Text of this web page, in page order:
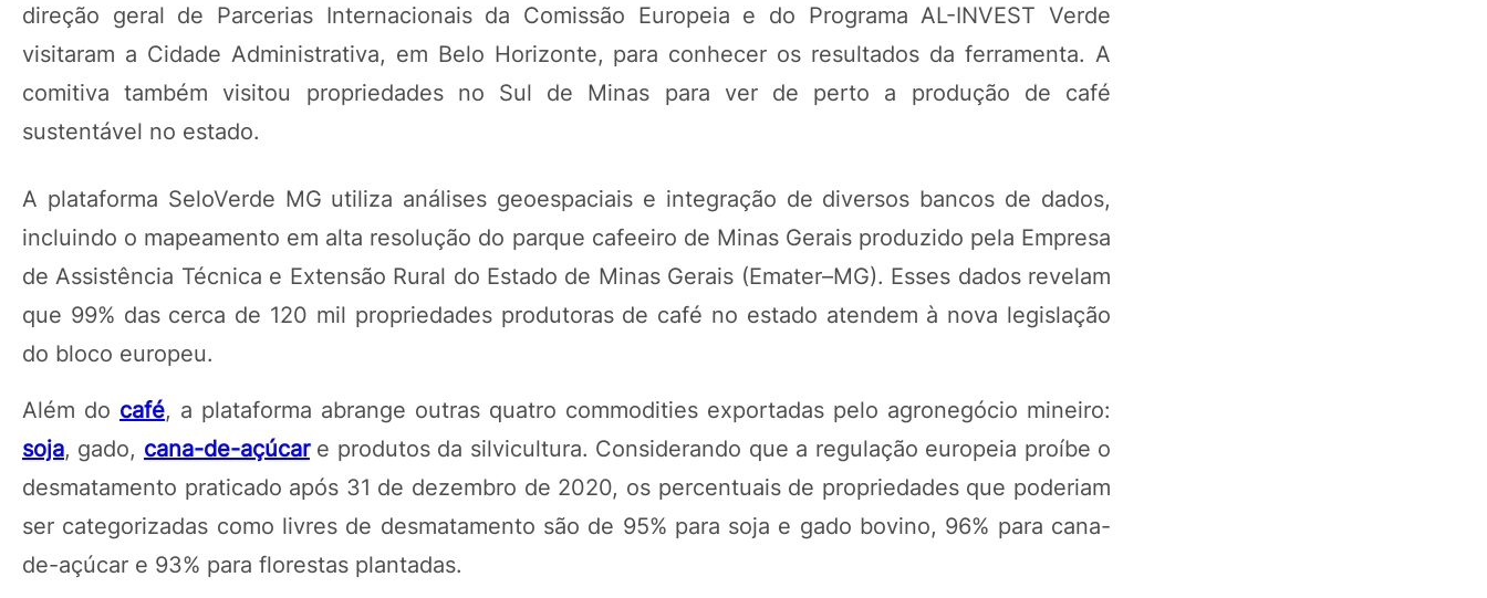
direção geral de Parcerias Internacionais da Comissão Europeia e do Programa AL-INVEST Verde
visitaram a Cidade Administrativa, em Belo Horizonte, para conhecer os resultados da ferramenta. A
comitiva também visitou propriedades no Sul de Minas para ver de perto a produção de café
sustentável no estado.
A plataforma SeloVerde MG utiliza análises geoespaciais e integração de diversos bancos de dados,
incluindo o mapeamento em alta resolução do parque cafeeiro de Minas Gerais produzido pela Empresa
de Assistência Técnica e Extensão Rural do Estado de Minas Gerais (Emater–MG). Esses dados revelam
que 99% das cerca de 120 mil propriedades produtoras de café no estado atendem à nova legislação
do bloco europeu.
Além do café, a plataforma abrange outras quatro commodities exportadas pelo agronegócio mineiro:
soja, gado, cana-de-açúcare produtos da silvicultura. Considerando que a regulação europeia proíbe o
desmatamento praticado após 31 de dezembro de 2020, os percentuais de propriedades que poderiam
ser categorizadas como livres de desmatamento são de 95% para soja e gado bovino, 96% para cana-
de-açúcar e 93% para florestas plantadas.